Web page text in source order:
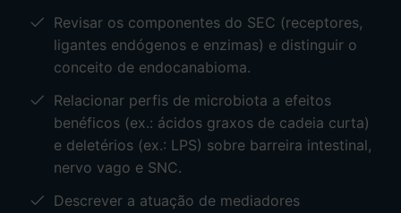
aula organiza a comunicação SEC-microbiota em
quatro vias: neural, hormonal, imunológica e
metabólica. Ele conecta desbiose, LPS, “leaky
gut”, ativação microglial, citocinas pró-
inflamatórias e redução de neuroplasticidade
(BDNF), além do impacto do intestino na síntese
de serotonina/melatonina a partir do triptofano.
Revisar os componentes do SEC (receptores,
ligantes endógenos e enzimas) e distinguir o
conceito de endocanabioma.
Relacionar perfis de microbiota a efeitos
benéficos (ex.: ácidos graxos de cadeia curta)
e deletérios (ex.: LPS) sobre barreira intestinal,
nervo vago e SNC.
Descrever a atuação de mediadores